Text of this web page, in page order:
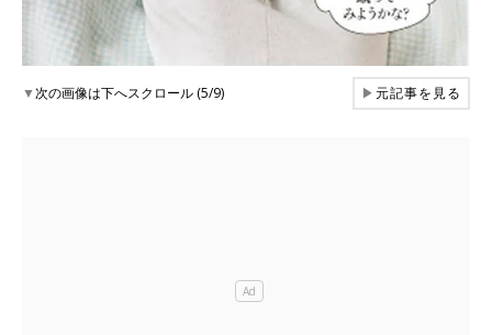
▼次の画像は下へスクロール (5/9) ▶元記事を見る